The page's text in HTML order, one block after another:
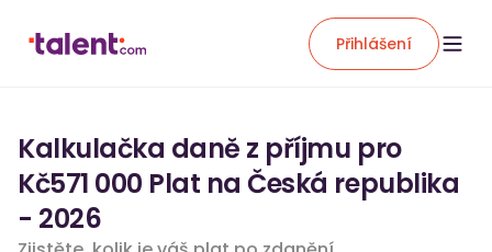
Přihlášení
Kalkulačka daně z příjmu pro
Kč571 000 Plat na Česká republika
- 2026